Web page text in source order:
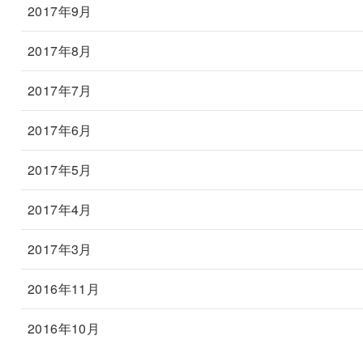
2017年9月
2017年8月
2017年7月
2017年6月
2017年5月
2017年4月
2017年3月
2016年11月
2016年10月